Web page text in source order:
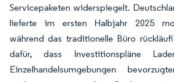
Servicepaketen widerspiegelt.
lieferte im ersten Halbjahr 2025
während das traditionelle Büro
dafür, dass Investitionspläne
Einzelhandelsumgebungen